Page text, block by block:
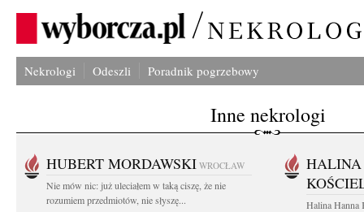
Nekrologi Odeszli Poradnik pogrzebowy
Inne nekrologi
HUBERT MORDAWSKI WROCŁAW
Nie mów nic: już uleciałem w taką ciszę, że nie
rozumiem przedmiotów, nie słyszę...
Halina Hanna